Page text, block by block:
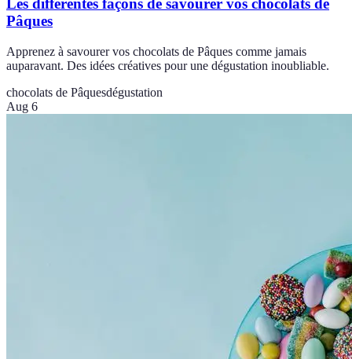
Les différentes façons de savourer vos chocolats de
Pâques
Apprenez à savourer vos chocolats de Pâques comme jamais
auparavant. Des idées créatives pour une dégustation inoubliable.
chocolats de Pâquesdégustation
Aug 6